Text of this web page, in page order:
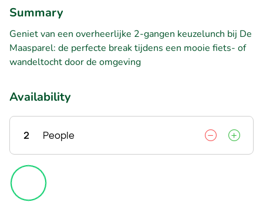
Summary
Geniet van een overheerlijke 2-gangen keuzelunch bij De
Maasparel: de perfecte break tijdens een mooie fiets- of
wandeltocht door de omgeving
Availability
2 People